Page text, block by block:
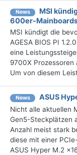
News
MSI
600er-
MSI kündigt die
AGESA BIOS PI
eine
9700X Prozessoren
Um von diesem
News ASUS
Nicht alle aktuellen
Gen5-Steckplätzen
Anzahl meist stark
diese mit einer
ASUS Hyper M.2